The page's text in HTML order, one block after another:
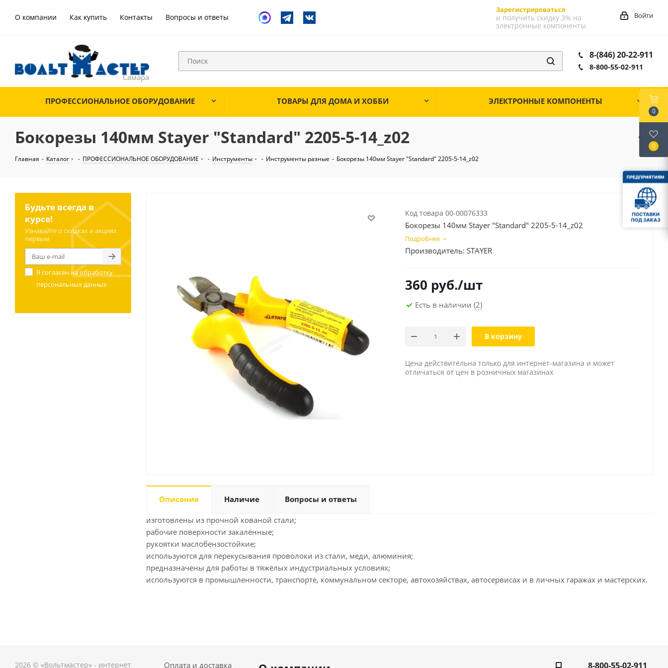
О компании Как купить Контакты Вопросы и ответы
Зарегистрироваться
и получить скидку 3% на
электронные компоненты
Войти
8-(846) 20-22-911
8-800-55-02-911
ПРОФЕССИОНАЛЬНОЕ ОБОРУДОВАНИЕ ТОВАРЫ ДЛЯ ДОМА И ХОББИ ЭЛЕКТРОННЫЕ КОМПОНЕНТЫ
Бокорезы 140мм Stayer "Standard" 2205-5-14_z02
Главная - Каталог - ПРОФЕССИОНАЛЬНОЕ ОБОРУДОВАНИЕ - Инструменты - Инструменты разные - Бокорезы 140мм Stayer "Standard" 2205-5-14_z02
Код товара 00-00076333
Бокорезы 140мм Stayer "Standard" 2205-5-14_z02
Подробнее
Производитель: STAYER
360 руб./шт
Есть в наличии (2)
В корзину
Цена действительна только для интернет-магазина и может
отличаться от цен в розничных магазинах
Описание Наличие Вопросы и ответы
изготовлены из прочной кованой стали;
рабочие поверхности закалённые;
рукоятки маслобензостойкие;
используются для перекусывания проволоки из стали, меди, алюминия;
предназначены для работы в тяжёлых индустриальных условиях;
используются в промышленности, транспорте, коммунальном секторе, автохозяйствах, автосервисах и в личных гаражах и мастерских.
Будьте всегда в
курсе!
Узнавайте о скидках и акциях
первым
Я согласен наобработку
персональных данных
2026 © «Вольтмастер» - интернет Оплата и доставка 8-800-55-02-911
0
0